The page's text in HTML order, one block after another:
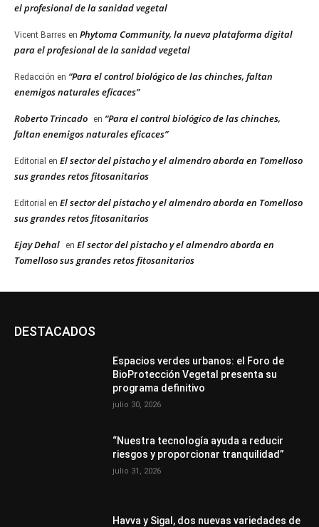
el profesional de la sanidad vegetal
Vicent Barres en Phytoma Community, la nueva plataforma digital
para el profesional de la sanidad vegetal
Redacción en “Para el control biológico de las chinches, faltan
enemigos naturales eficaces”
Roberto Trincado en “Para el control biológico de las chinches,
faltan enemigos naturales eficaces”
Editorial en El sector del pistacho y el almendro aborda en Tomelloso
sus grandes retos fitosanitarios
Editorial en El sector del pistacho y el almendro aborda en Tomelloso
sus grandes retos fitosanitarios
Ejay Dehal en El sector del pistacho y el almendro aborda en
Tomelloso sus grandes retos fitosanitarios
DESTACADOS
Espacios verdes urbanos: el Foro de
BioProtección Vegetal presenta su
programa definitivo
julio 30, 2026
“Nuestra tecnología ayuda a reducir
riesgos y proporcionar tranquilidad”
julio 31, 2026
Havva y Sigal, dos nuevas variedades de